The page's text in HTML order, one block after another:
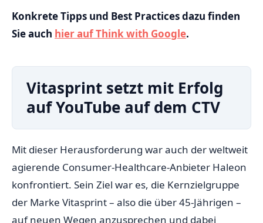
Konkrete Tipps und Best Practices dazu finden
Sie auch hier auf Think with Google.
Vitasprint setzt mit Erfolg
auf YouTube auf dem CTV
Mit dieser Herausforderung war auch der weltweit
agierende Consumer-Healthcare-Anbieter Haleon
konfrontiert. Sein Ziel war es, die Kernzielgruppe
der Marke Vitasprint – also die über 45-Jährigen –
auf neuen Wegen anzusprechen und dabei